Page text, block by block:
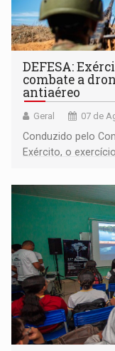
DEFESA:
combate a
antiaéreo
Geral 07 de
Conduzido pelo
Exército, o